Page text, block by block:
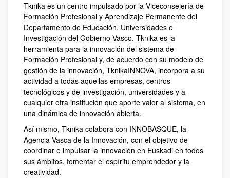
Tknika es un centro impulsado por la Viceconsejería de
Formación Profesional y Aprendizaje Permanente del
Departamento de Educación, Universidades e
Investigación del Gobierno Vasco. Tknika es la
herramienta para la innovación del sistema de
Formación Profesional y, de acuerdo con su modelo de
gestión de la innovación, TknikaINNOVA, incorpora a su
actividad a todas aquellas empresas, centros
tecnológicos y de investigación, universidades y a
cualquier otra institución que aporte valor al sistema, en
una dinámica de innovación abierta.
Así mismo, Tknika colabora con INNOBASQUE, la
Agencia Vasca de la Innovación, con el objetivo de
coordinar e impulsar la innovación en Euskadi en todos
sus ámbitos, fomentar el espíritu emprendedor y la
creatividad.